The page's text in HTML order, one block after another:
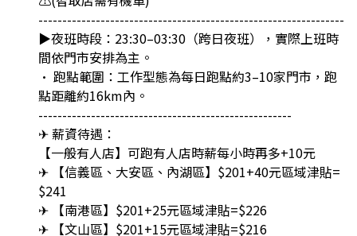
----------------------------------------------------------------
▶夜班時段：23:30–03:30（跨日夜班），實際上班時
間依門市安排為主。
• 跑點範圍：工作型態為每日跑點約3–10家門市，跑
點距離約16km內。
-----------------------------------------------------
✈ 薪資待遇：
【一般有人店】可跑有人店時薪每小時再多+10元
✈ 【信義區、大安區、內湖區】$201+40元區域津貼=
$241
✈ 【南港區】$201+25元區域津貼=$226
✈ 【文山區】$201+15元區域津貼=$216